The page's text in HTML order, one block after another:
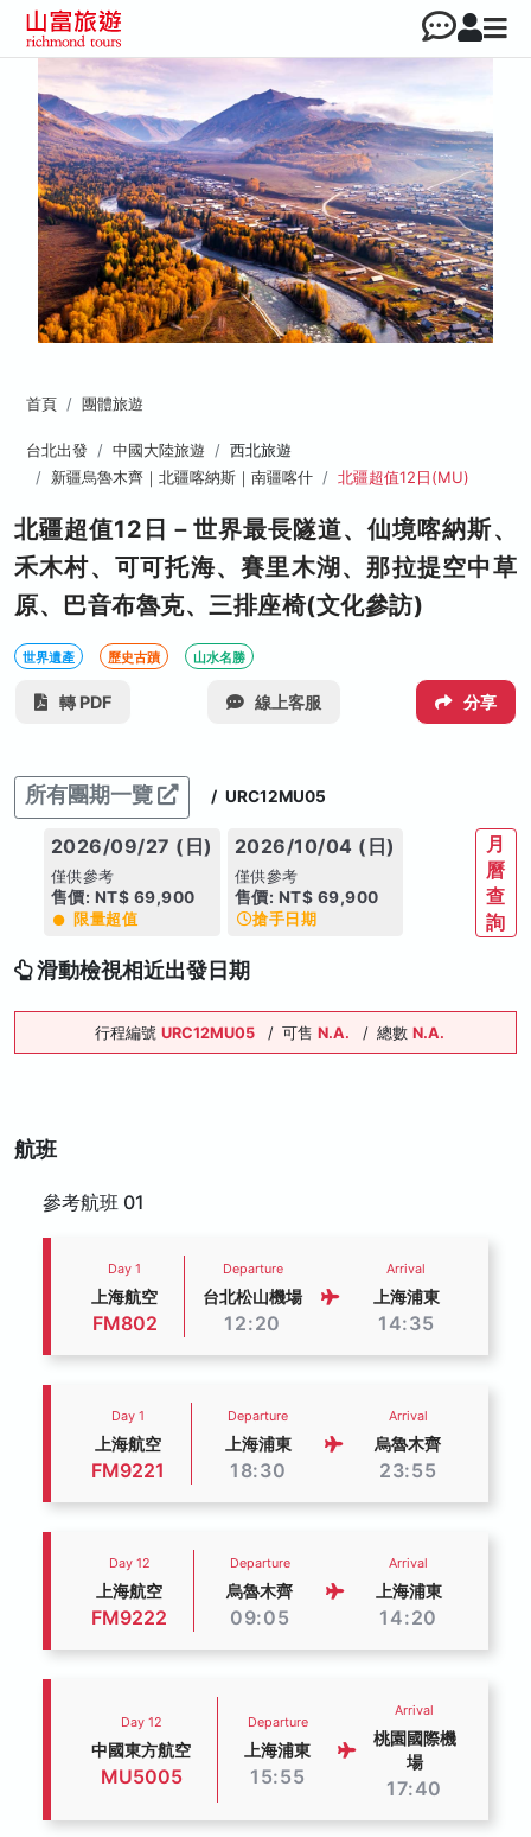
首頁 團體旅遊
台北出發 中國大陸旅遊
西北旅遊
新疆烏魯木齊｜北疆喀納斯｜南疆喀什
北疆超值12日(MU)
北疆超值12日－世界最長隧道、仙境喀納斯、
禾木村、可可托海、賽里木湖、那拉提空中草
原、巴音布魯克、三排座椅(文化參訪)
世界遺產 歷史古蹟 山水名勝
轉 PDF 線上客服 分享
所有團期一覽 / URC12MU05
2026/09/27 (日)
僅供參考
售價: NT$ 69,900
限量超值
2026/10/04 (日)
僅供參考
售價: NT$ 69,900
搶手日期
月
曆
查
詢
滑動檢視相近出發日期
行程編號 URC12MU05 / 可售 N.A. / 總數 N.A.
航班
參考航班 01
Day 1
上海航空
FM802
Departure
台北松山機場
12:20
Arrival
上海浦東
14:35
Day 1
上海航空
FM9221
Departure
上海浦東
18:30
Arrival
烏魯木齊
23:55
Day 12
上海航空
FM9222
Departure
烏魯木齊
09:05
Arrival
上海浦東
14:20
Day 12
中國東方航空
MU5005
Departure
上海浦東
15:55
Arrival
桃園國際機
場
17:40